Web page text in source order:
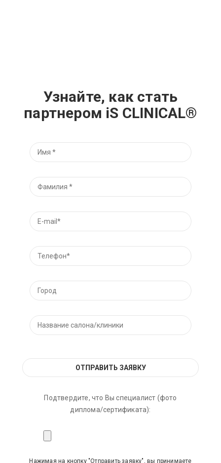
Узнайте, как стать
партнером iS CLINICAL®
Подтвердите, что Вы специалист (фото
диплома/сертификата):
Нажимая на кнопку "Отправить заявку", вы принимаете